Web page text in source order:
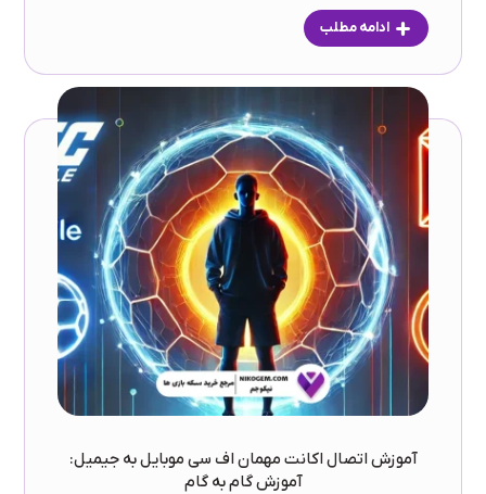
ادامه مطلب
آموزش اتصال اکانت مهمان اف سی موبایل به جیمیل:
آموزش گام به گام